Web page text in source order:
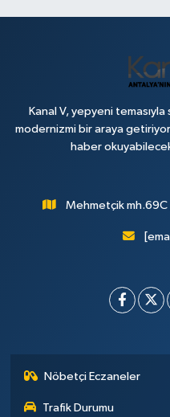
Kanal V, yepyeni
modernizmi bir araya
haber
Mehmetçik
Nöbetçi Eczaneler
Trafik Durumu